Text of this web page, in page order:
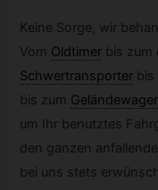
Keine Sorge, wir
Vom Oldtimer bis zum
Schwertransporter bis
bis zum
um Ihr benutztes
den ganzen
bei uns stets